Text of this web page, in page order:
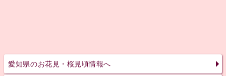
愛知県のお花見・桜見頃情報へ